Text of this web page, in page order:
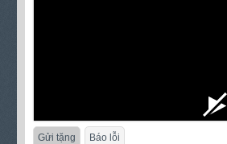
Gửi tặng
Báo lỗi